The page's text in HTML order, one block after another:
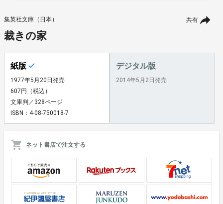
共有
集英社文庫（日本）
裁きの家
紙版
1977年5月20日発売
607円（税込）
文庫判／328ページ
ISBN：4-08-750018-7
デジタル版
2014年5月2日発売
ネット書店で注文する